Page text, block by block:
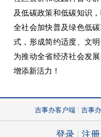
及低碳政策和低碳知识
全社会加快普及绿色低
式，形成简约适度、文
为推动全省经济社会发
增添新活力！